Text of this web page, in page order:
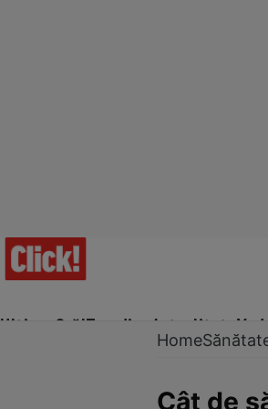
Ultima Oră!Trending Actualitate
Home
Cât de